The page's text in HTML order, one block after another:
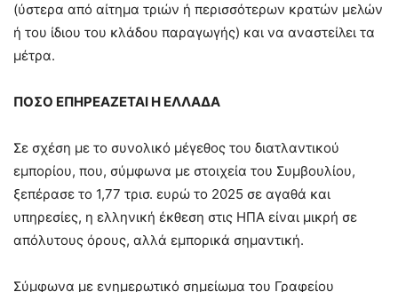
(ύστερα από αίτημα τριών ή περισσότερων κρατών μελών
ή του ίδιου του κλάδου παραγωγής) και να αναστείλει τα
μέτρα.
ΠΟΣΟ ΕΠΗΡΕΑΖΕΤΑΙ Η ΕΛΛΑΔΑ
Σε σχέση με το συνολικό μέγεθος του διατλαντικού
εμπορίου, που, σύμφωνα με στοιχεία του Συμβουλίου,
ξεπέρασε το 1,77 τρισ. ευρώ το 2025 σε αγαθά και
υπηρεσίες, η ελληνική έκθεση στις ΗΠΑ είναι μικρή σε
απόλυτους όρους, αλλά εμπορικά σημαντική.
Σύμφωνα με ενημερωτικό σημείωμα του Γραφείου